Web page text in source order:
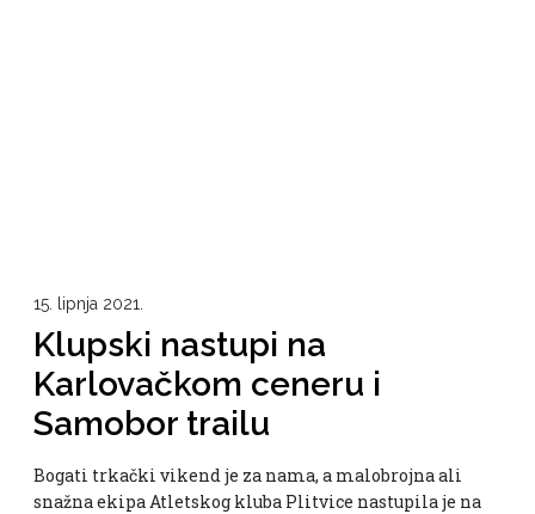
15. lipnja 2021.
Klupski nastupi na
Karlovačkom ceneru i
Samobor trailu
Bogati trkački vikend je za nama, a malobrojna ali
snažna ekipa Atletskog kluba Plitvice nastupila je na